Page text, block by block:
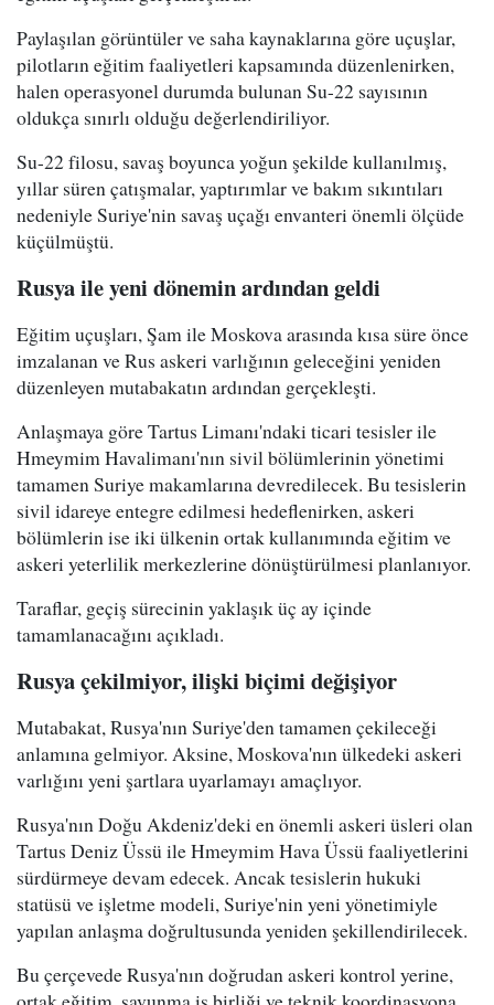
Paylaşılan görüntüler ve saha kaynaklarına göre uçuşlar,
pilotların eğitim faaliyetleri kapsamında düzenlenirken,
halen operasyonel durumda bulunan Su-22 sayısının
oldukça sınırlı olduğu değerlendiriliyor.
Su-22 filosu, savaş boyunca yoğun şekilde kullanılmış,
yıllar süren çatışmalar, yaptırımlar ve bakım sıkıntıları
nedeniyle Suriye'nin savaş uçağı envanteri önemli ölçüde
küçülmüştü.
Rusya ile yeni dönemin ardından geldi
Eğitim uçuşları, Şam ile Moskova arasında kısa süre önce
imzalanan ve Rus askeri varlığının geleceğini yeniden
düzenleyen mutabakatın ardından gerçekleşti.
Anlaşmaya göre Tartus Limanı'ndaki ticari tesisler ile
Hmeymim Havalimanı'nın sivil bölümlerinin yönetimi
tamamen Suriye makamlarına devredilecek. Bu tesislerin
sivil idareye entegre edilmesi hedeflenirken, askeri
bölümlerin ise iki ülkenin ortak kullanımında eğitim ve
askeri yeterlilik merkezlerine dönüştürülmesi planlanıyor.
Taraflar, geçiş sürecinin yaklaşık üç ay içinde
tamamlanacağını açıkladı.
Rusya çekilmiyor, ilişki biçimi değişiyor
Mutabakat, Rusya'nın Suriye'den tamamen çekileceği
anlamına gelmiyor. Aksine, Moskova'nın ülkedeki askeri
varlığını yeni şartlara uyarlamayı amaçlıyor.
Rusya'nın Doğu Akdeniz'deki en önemli askeri üsleri olan
Tartus Deniz Üssü ile Hmeymim Hava Üssü faaliyetlerini
sürdürmeye devam edecek. Ancak tesislerin hukuki
statüsü ve işletme modeli, Suriye'nin yeni yönetimiyle
yapılan anlaşma doğrultusunda yeniden şekillendirilecek.
Bu çerçevede Rusya'nın doğrudan askeri kontrol yerine,